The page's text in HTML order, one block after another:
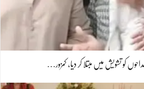
کو تشویش میں مبتلا کر دیا، کمزور…